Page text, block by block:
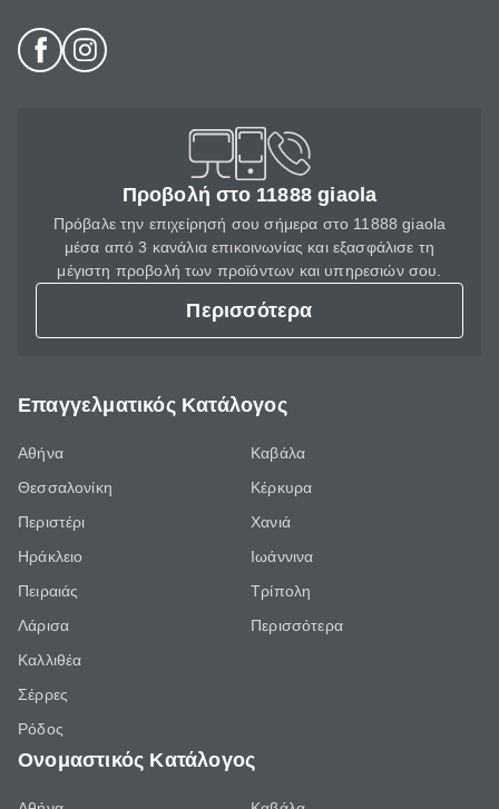
Προβολή στο 11888 giaola
Πρόβαλε την επιχείρησή σου σήμερα στο 11888 giaola
μέσα από 3 κανάλια επικοινωνίας και εξασφάλισε τη
μέγιστη προβολή των προϊόντων και υπηρεσιών σου.
Περισσότερα
Επαγγελματικός Κατάλογος
Αθήνα
Θεσσαλονίκη
Περιστέρι
Ηράκλειο
Πειραιάς
Λάρισα
Καλλιθέα
Σέρρες
Ρόδος
Καβάλα
Κέρκυρα
Χανιά
Ιωάννινα
Τρίπολη
Περισσότερα
Ονομαστικός Κατάλογος